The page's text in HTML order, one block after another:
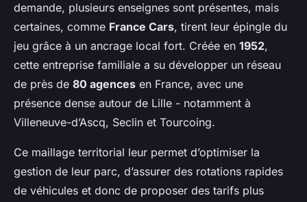
demande, plusieurs enseignes sont présentes, mais
certaines, comme France Cars, tirent leur épingle du
jeu grâce à un ancrage local fort. Créée en 1952,
cette entreprise familiale a su développer un réseau
de près de 80 agences en France, avec une
présence dense autour de Lille - notamment à
Villeneuve-d’Ascq, Seclin et Tourcoing.
Ce maillage territorial leur permet d’optimiser la
gestion de leur parc, d’assurer des rotations rapides
de véhicules et donc de proposer des tarifs plus